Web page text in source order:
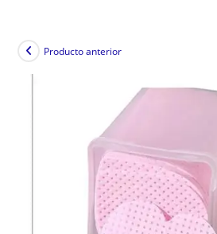
Producto anterior